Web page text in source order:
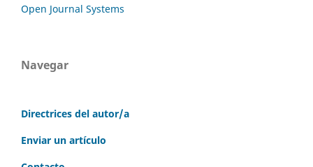
Open Journal Systems
Navegar
Directrices del autor/a
Enviar un artículo